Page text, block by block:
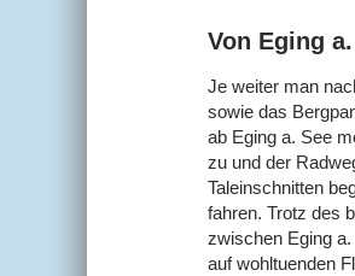
Von Eging
Je weiter man
sowie das
ab Eging a. See
zu und der
Taleinschnitten
fahren. Trotz des
zwischen Eging
auf wohltuenden